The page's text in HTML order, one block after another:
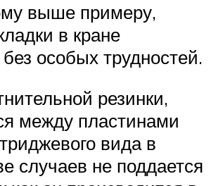
выше примеру,
в кране
особых трудностей.
резинки,
между пластинами
вида в
случаев не поддается